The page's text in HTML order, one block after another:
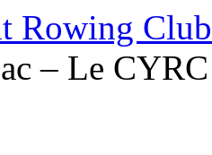
Rowing Club
– Le CYRC